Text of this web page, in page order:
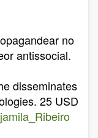
no
antissocial.
disseminates
25 USD